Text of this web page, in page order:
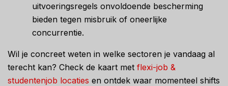
uitvoeringsregels onvoldoende bescherming
bieden tegen misbruik of oneerlijke
concurrentie.
Wil je concreet weten in welke sectoren je vandaag al
terecht kan? Check de kaart met flexi-job &
studentenjob locaties en ontdek waar momenteel shifts